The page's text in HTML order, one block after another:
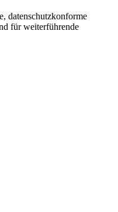
datenschutzkonforme
für weiterführende